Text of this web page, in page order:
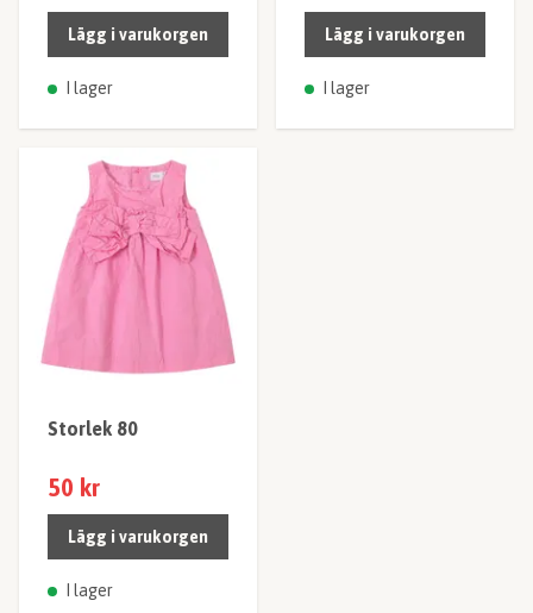
Lägg i varukorgen
I lager
Lägg i varukorgen
I lager
Storlek 80
50 kr
Lägg i varukorgen
I lager